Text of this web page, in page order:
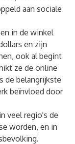
aan sociale
in de winkel
en zijn
ook al begint
ze de online
de belangrijkste
beïnvloed door
veel regio's de
worden, en in